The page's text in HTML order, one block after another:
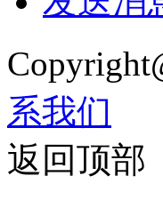
系我们
返回顶部